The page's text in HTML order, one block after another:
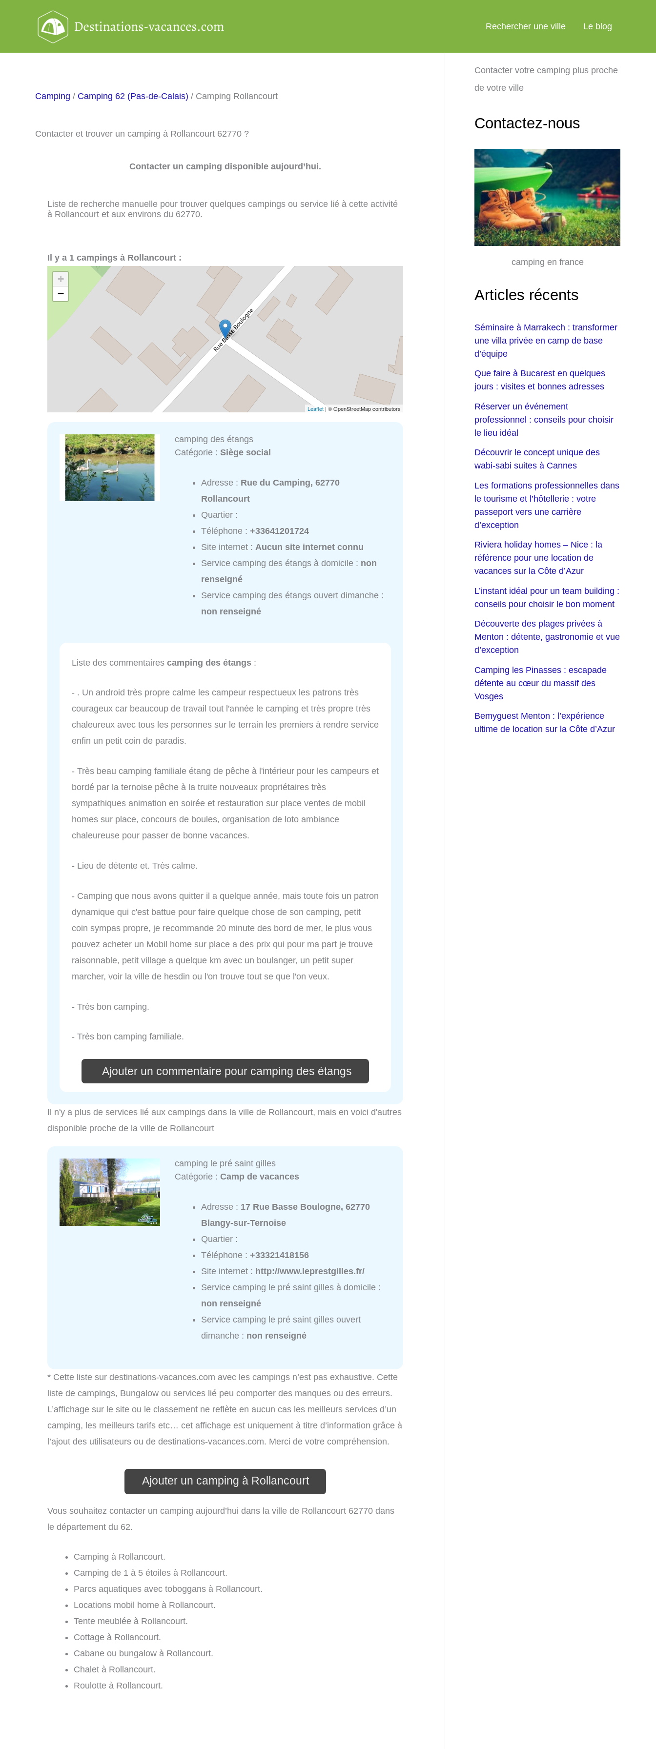
Rechercher une ville Le blog
Camping / Camping 62 (Pas-de-Calais) / Camping Rollancourt
Contacter et trouver un camping à Rollancourt 62770 ?
Contacter un camping disponible aujourd’hui.
Liste de recherche manuelle pour trouver quelques campings ou service lié à cette activité
à Rollancourt et aux environs du 62770.
Il y a 1 campings à Rollancourt :
+
−
Leaflet | © OpenStreetMap contributors
camping des étangs
Catégorie :Siège social
Adresse : Rue du Camping, 62770
Rollancourt
Quartier :
Téléphone :+33641201724
Site internet : Aucun site internet connu
Service camping des étangs à domicile : non
renseigné
Service camping des étangs ouvert dimanche :
non renseigné
Liste des commentaires camping des étangs :
- . Un android très propre calme les campeur respectueux les patrons très
courageux car beaucoup de travail tout l'année le camping et très propre très
chaleureux avec tous les personnes sur le terrain les premiers à rendre service
enfin un petit coin de paradis.
- Très beau camping familiale étang de pêche à l'intérieur pour les campeurs et
bordé par la ternoise pêche à la truite nouveaux propriétaires très
sympathiques animation en soirée et restauration sur place ventes de mobil
homes sur place, concours de boules, organisation de loto ambiance
chaleureuse pour passer de bonne vacances.
- Lieu de détente et. Très calme.
- Camping que nous avons quitter il a quelque année, mais toute fois un patron
dynamique qui c'est battue pour faire quelque chose de son camping, petit
coin sympas propre, je recommande 20 minute des bord de mer, le plus vous
pouvez acheter un Mobil home sur place a des prix qui pour ma part je trouve
raisonnable, petit village a quelque km avec un boulanger, un petit super
marcher, voir la ville de hesdin ou l'on trouve tout se que l'on veux.
- Très bon camping.
- Très bon camping familiale.
Ajouter un commentaire pour camping des étangs
Il n'y a plus de services lié aux campings dans la ville de Rollancourt, mais en voici d'autres
disponible proche de la ville de Rollancourt
camping le pré saint gilles
Catégorie :Camp de vacances
Adresse : 17 Rue Basse Boulogne, 62770
Blangy-sur-Ternoise
Quartier :
Téléphone :+33321418156
Site internet : http://www.leprestgilles.fr/
Service camping le pré saint gilles à domicile :
non renseigné
Service camping le pré saint gilles ouvert
dimanche : non renseigné
* Cette liste sur destinations-vacances.com avec les campings n’est pas exhaustive. Cette
liste de campings, Bungalow ou services lié peu comporter des manques ou des erreurs.
L’affichage sur le site ou le classement ne reflète en aucun cas les meilleurs services d’un
camping, les meilleurs tarifs etc… cet affichage est uniquement à titre d’information grâce à
l’ajout des utilisateurs ou de destinations-vacances.com. Merci de votre compréhension.
Ajouter un camping à Rollancourt
Vous souhaitez contacter un camping aujourd’hui dans la ville de Rollancourt 62770 dans
le département du 62.
Camping à Rollancourt.
Camping de 1 à 5 étoiles à Rollancourt.
Parcs aquatiques avec toboggans à Rollancourt.
Locations mobil home à Rollancourt.
Tente meublée à Rollancourt.
Cottage à Rollancourt.
Cabane ou bungalow à Rollancourt.
Chalet à Rollancourt.
Roulotte à Rollancourt.
Contacter votre camping plus proche
de votre ville
Contactez-nous
camping en france
Articles récents
Séminaire à Marrakech : transformer
une villa privée en camp de base
d’équipe
Que faire à Bucarest en quelques
jours : visites et bonnes adresses
Réserver un événement
professionnel : conseils pour choisir
le lieu idéal
Découvrir le concept unique des
wabi-sabi suites à Cannes
Les formations professionnelles dans
le tourisme et l’hôtellerie : votre
passeport vers une carrière
d’exception
Riviera holiday homes – Nice : la
référence pour une location de
vacances sur la Côte d’Azur
L’instant idéal pour un team building :
conseils pour choisir le bon moment
Découverte des plages privées à
Menton : détente, gastronomie et vue
d’exception
Camping les Pinasses : escapade
détente au cœur du massif des
Vosges
Bemyguest Menton : l’expérience
ultime de location sur la Côte d’Azur